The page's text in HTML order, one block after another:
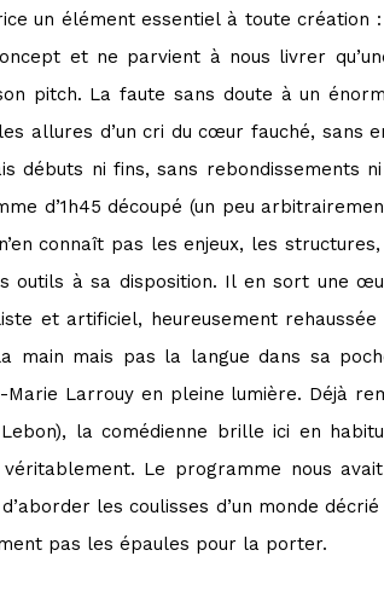
un élément essentiel à toute création
et ne parvient à nous livrer
pitch. La faute sans doute à un
allures d’un cri du cœur fauché, sans
débuts ni fins, sans rebondissements
d’1h45 découpé (un peu
connaît pas les enjeux, les
outils à sa disposition. Il en sort une
et artificiel, heureusement rehaussée
main mais pas la langue dans sa
Larrouy en pleine lumière. Déjà
la comédienne brille ici en
Le programme nous
les coulisses d’un monde décrié
pas les épaules pour la porter.